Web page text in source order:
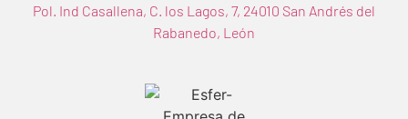
Pol. Ind Casallena, C. los Lagos, 7, 24010 San Andrés del
Rabanedo, León